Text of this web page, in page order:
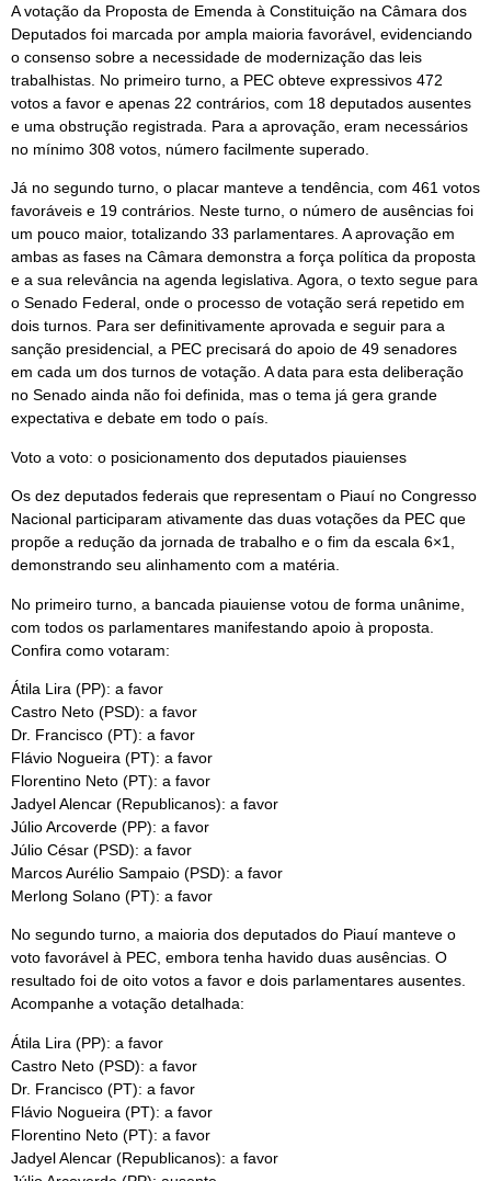
A votação da Proposta de Emenda à Constituição na Câmara dos
Deputados foi marcada por ampla maioria favorável, evidenciando
o consenso sobre a necessidade de modernização das leis
trabalhistas. No primeiro turno, a PEC obteve expressivos 472
votos a favor e apenas 22 contrários, com 18 deputados ausentes
e uma obstrução registrada. Para a aprovação, eram necessários
no mínimo 308 votos, número facilmente superado.
Já no segundo turno, o placar manteve a tendência, com 461 votos
favoráveis e 19 contrários. Neste turno, o número de ausências foi
um pouco maior, totalizando 33 parlamentares. A aprovação em
ambas as fases na Câmara demonstra a força política da proposta
e a sua relevância na agenda legislativa. Agora, o texto segue para
o Senado Federal, onde o processo de votação será repetido em
dois turnos. Para ser definitivamente aprovada e seguir para a
sanção presidencial, a PEC precisará do apoio de 49 senadores
em cada um dos turnos de votação. A data para esta deliberação
no Senado ainda não foi definida, mas o tema já gera grande
expectativa e debate em todo o país.
Voto a voto: o posicionamento dos deputados piauienses
Os dez deputados federais que representam o Piauí no Congresso
Nacional participaram ativamente das duas votações da PEC que
propõe a redução da jornada de trabalho e o fim da escala 6×1,
demonstrando seu alinhamento com a matéria.
No primeiro turno, a bancada piauiense votou de forma unânime,
com todos os parlamentares manifestando apoio à proposta.
Confira como votaram:
Átila Lira (PP): a favor
Castro Neto (PSD): a favor
Dr. Francisco (PT): a favor
Flávio Nogueira (PT): a favor
Florentino Neto (PT): a favor
Jadyel Alencar (Republicanos): a favor
Júlio Arcoverde (PP): a favor
Júlio César (PSD): a favor
Marcos Aurélio Sampaio (PSD): a favor
Merlong Solano (PT): a favor
No segundo turno, a maioria dos deputados do Piauí manteve o
voto favorável à PEC, embora tenha havido duas ausências. O
resultado foi de oito votos a favor e dois parlamentares ausentes.
Acompanhe a votação detalhada:
Átila Lira (PP): a favor
Castro Neto (PSD): a favor
Dr. Francisco (PT): a favor
Flávio Nogueira (PT): a favor
Florentino Neto (PT): a favor
Jadyel Alencar (Republicanos): a favor